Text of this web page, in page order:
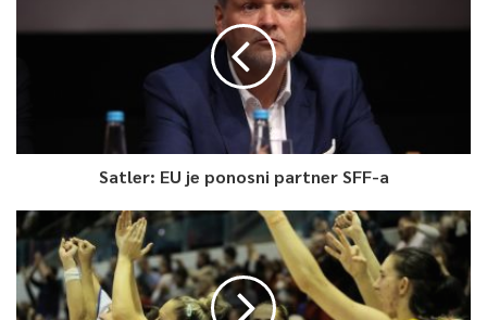
Satler: EU je ponosni partner SFF-a